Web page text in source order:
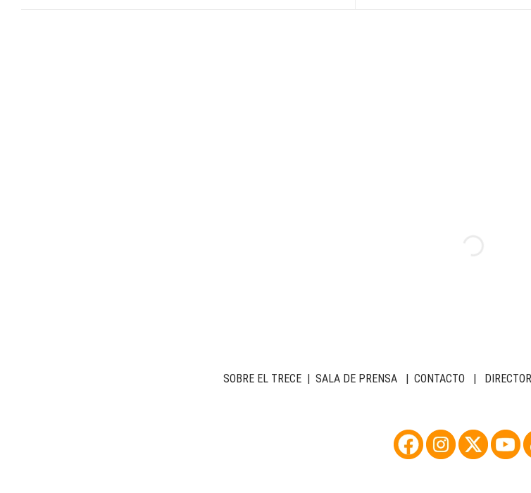
SOBRE EL TRECE | SALA DE PRENSA | CONTACTO |